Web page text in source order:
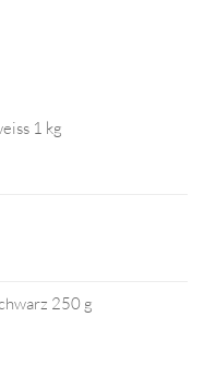
1 kg
250 g